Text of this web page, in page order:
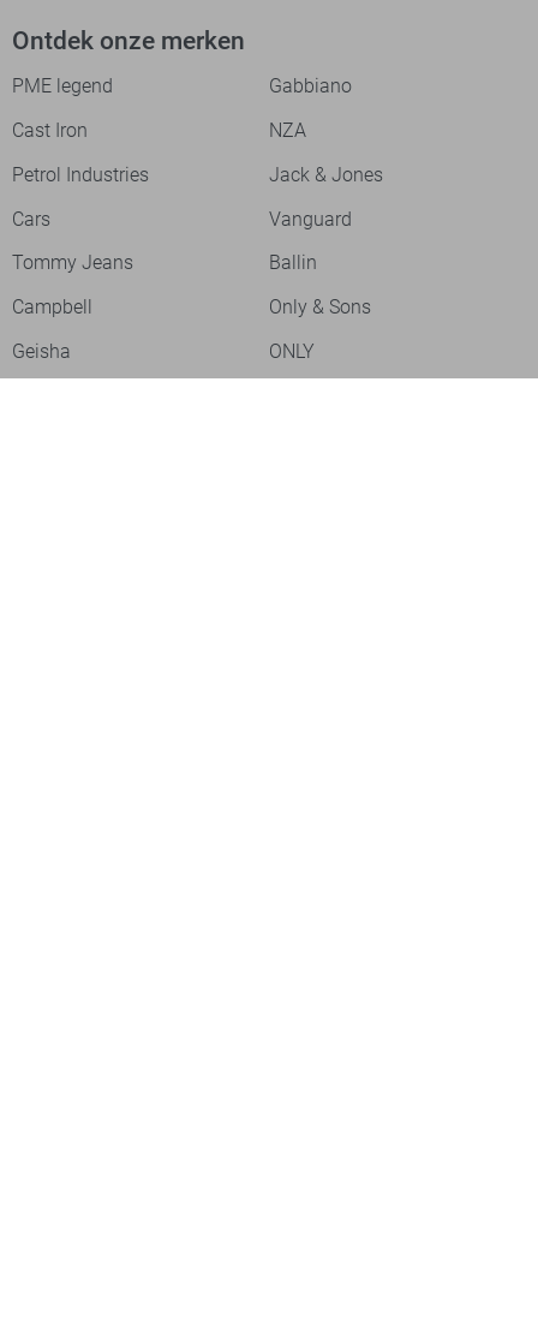
Ontdek onze merken
PME legend
Gabbiano
Cast Iron
NZA
Petrol Industries
Jack & Jones
Cars
Vanguard
Tommy Jeans
Ballin
Campbell
Only & Sons
Geisha
ONLY